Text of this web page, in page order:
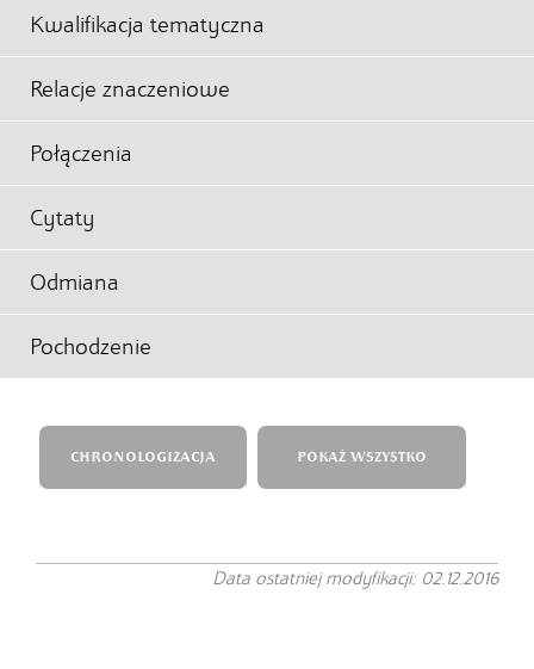
Kwalifikacja tematyczna
Relacje znaczeniowe
Połączenia
Cytaty
Odmiana
Pochodzenie
CHRONOLOGIZACJA POKAŻ WSZYSTKO
Data ostatniej modyfikacji: 02.12.2016